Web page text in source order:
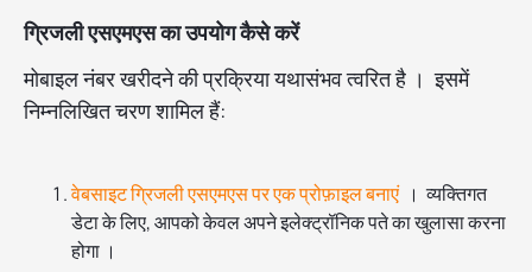
ग्रिजली एसएमएस का उपयोग कैसे करें
मोबाइल नंबर खरीदने की प्रक्रिया यथासंभव त्वरित है । इसमें
निम्नलिखित चरण शामिल हैं:
वेबसाइट ग्रिजली एसएमएस पर एक प्रोफ़ाइल बनाएं। व्यक्तिगत
डेटा के लिए, आपको केवल अपने इलेक्ट्रॉनिक पते का खुलासा करना
होगा ।